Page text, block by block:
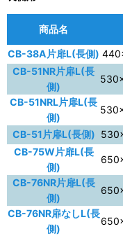
商品名
CB-38A片扉L(長側)
CB-51NR片扉L(長
側)
CB-51NRL片扉L(長
側)
CB-51片扉L(長側)
CB-75W片扉L(長
側)
CB-76NR片扉L(長
側)
CB-76NR扉なしL(長
側)